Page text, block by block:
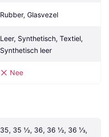
Rubber, Glasvezel
Leer, Synthetisch, Textiel,
Synthetisch leer
Nee
35, 35 ½, 36, 36 ½, 36 ⅓,